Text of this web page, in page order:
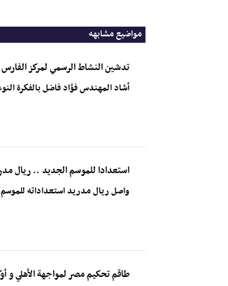
مواضيع مشابهه
تدشين النشاط الرسمي لمركز
أشاد المهندس فؤاد فاضل بالفكرة
استعدادا للموسم الجديد .. ريال
واصل ريال مدريد استعداداته للموسم الجديد
طاقم تحكيم مصر لمواجهة الأهلي و